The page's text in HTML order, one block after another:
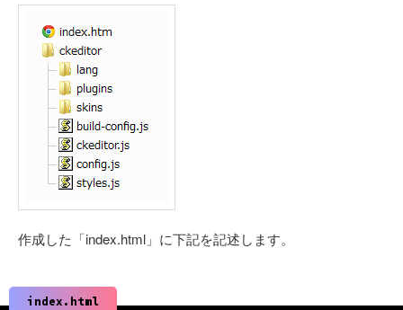
作成した「index.html」に下記を記述します。
index.html